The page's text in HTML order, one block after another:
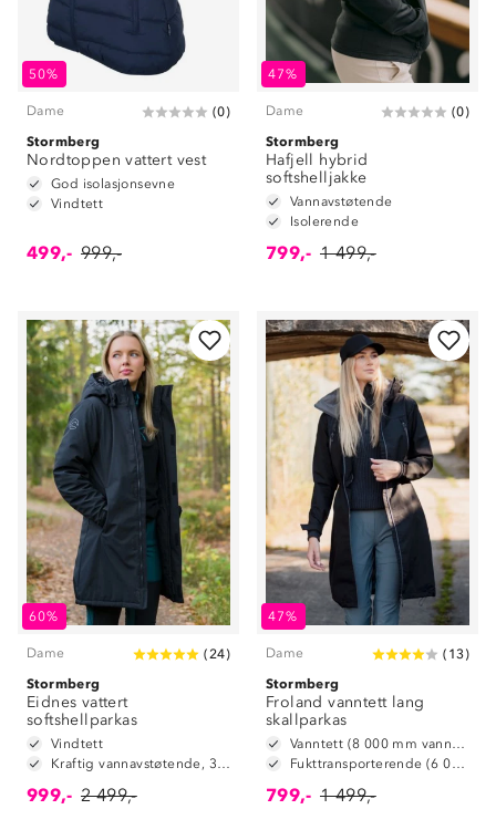
50%
Dame (0)
Stormberg
Nordtoppen vattert vest
God isolasjonsevne
Vindtett
499,- 999,-
47%
Dame (0)
Stormberg
Hafjell hybrid
softshelljakke
Vannavstøtende
Isolerende
799,- 1 499,-
60%
Dame (24)
Stormberg
Eidnes vattert
softshellparkas
Vindtett
Kraftig vannavstøtende, 3.000mm vannsøyle
999,- 2 499,-
47%
Dame ( 13)
Stormberg
Froland vanntett lang
skallparkas
Vanntett (8 000 mm vannsøyle)
Fukttransporterende (6 000 g/m2/24t)
799,- 1 499,-